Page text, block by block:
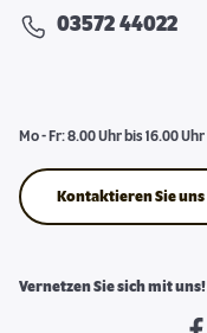
03572 44022
Mo - Fr: 8.00 Uhr bis 16.00 Uhr
Kontaktieren Sie uns
Vernetzen Sie sich mit uns!